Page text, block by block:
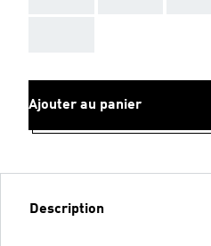
Ajouter au panier
Description